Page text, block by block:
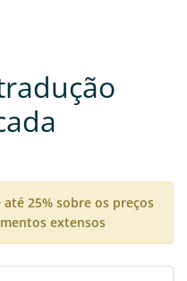
25% sobre os preços
extensos